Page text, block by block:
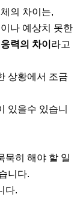
의 차이는,
나 예상치 못한
력의 차이라고
상황에서 조금
있을수 있습니
묵히 해야 할 일
니다.
다.